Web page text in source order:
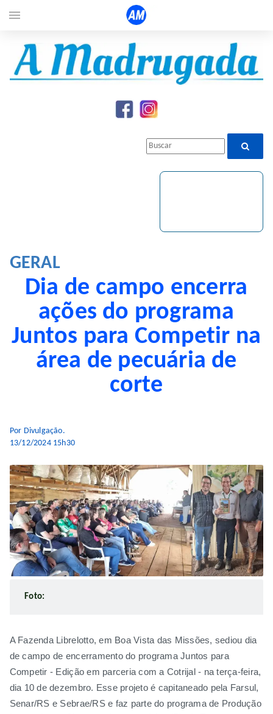
GERAL
Dia de campo encerra
ações do programa
Juntos para Competir na
área de pecuária de
corte
Por Divulgação.
13/12/2024 15h30
Foto:
A Fazenda Librelotto, em Boa Vista das Missões, sediou dia
de campo de encerramento do programa Juntos para
Competir - Edição em parceria com a Cotrijal - na terça-feira,
dia 10 de dezembro. Esse projeto é capitaneado pela Farsul,
Senar/RS e Sebrae/RS e faz parte do programa de Produção
menu